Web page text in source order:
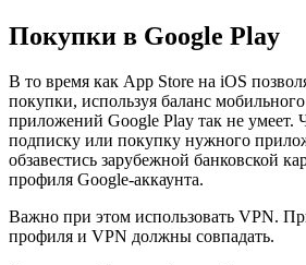
Покупки в Google Play
В то время как App Store на iOS
покупки, используя баланс
приложений Google Play так не умеет.
подписку или покупку нужного
обзавестись зарубежной банковской
профиля Google-аккаунта.
Важно при этом использовать VPN.
профиля и VPN должны совпадать.